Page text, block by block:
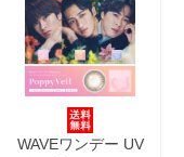
WAVEワンデー UV